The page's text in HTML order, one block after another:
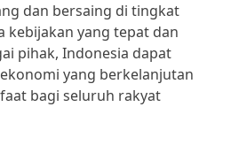
dan bersaing di tingkat
kebijakan yang tepat dan
pihak, Indonesia dapat
yang berkelanjutan
bagi seluruh rakyat